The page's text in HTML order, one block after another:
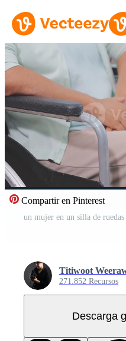
Compartir en Pinterest
Titiwoot
271.852 Recursos
Descarga